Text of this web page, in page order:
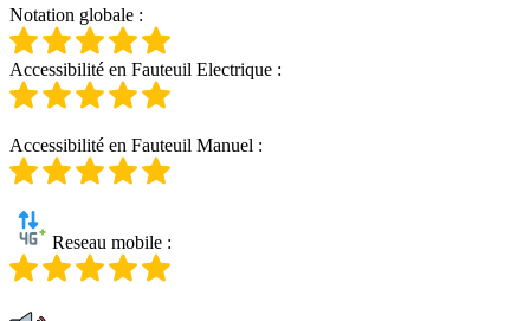
Notation globale :
Accessibilité en Fauteuil Electrique :
Accessibilité en Fauteuil Manuel :
Reseau mobile :